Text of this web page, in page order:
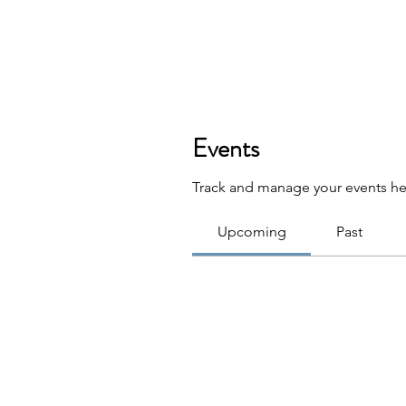
Events
Track and manage your events
Upcoming Past